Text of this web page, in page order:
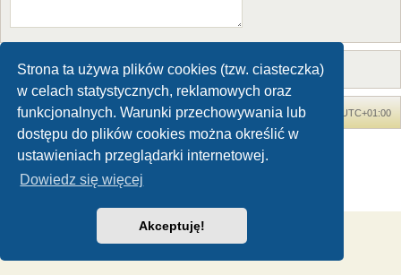
Strona ta używa plików cookies (tzw. ciasteczka)
w celach statystycznych, reklamowych oraz
funkcjonalnych. Warunki przechowywania lub
dostępu do plików cookies można określić w
ustawieniach przeglądarki internetowej.
Dowiedz się więcej
Akceptuję!
Forum Dinozaury.com Strona główna Strefa czasowa UTC+01:00
Technologię dostarczaphpBB® Forum Software © phpBB Limited
Polski pakiet językowy dostarcza